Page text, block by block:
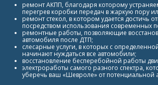
ремонт АКПП, благодаря которому
перегрев коробки передач в жаркую пору
ремонт стекол, в котором удается достичь
посредством использования современных
ремонтные работы, позволяющие
автомобиля после ДТП;
слесарные услуги, в которых с
начинают нуждаться все автомобили;
восстановление бесперебойной работы
электроработы самого разного спектра,
уберечь ваш «Шевроле» от потенциальной